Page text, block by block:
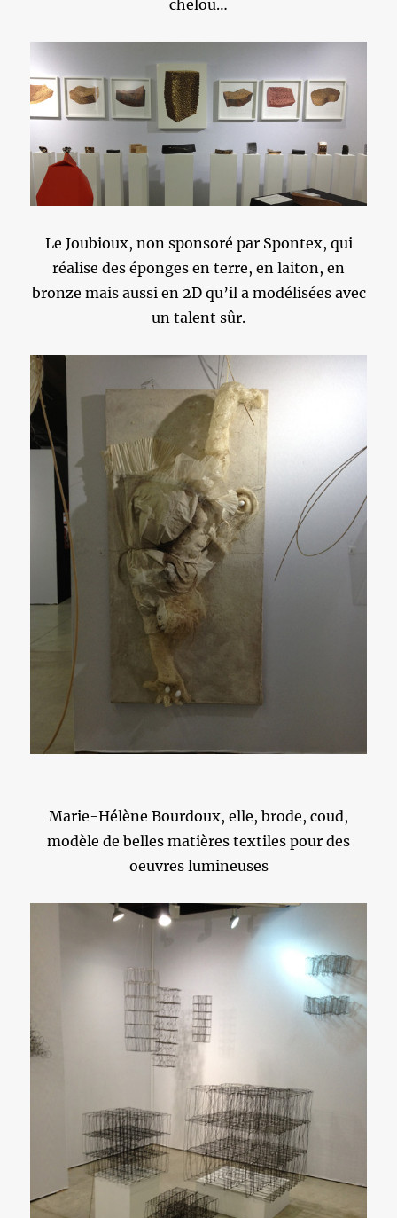
chelou…
Le Joubioux, non sponsoré par Spontex, qui
réalise des éponges en terre, en laiton, en
bronze mais aussi en 2D qu’il a modélisées avec
un talent sûr.
Marie-Hélène Bourdoux, elle, brode, coud,
modèle de belles matières textiles pour des
oeuvres lumineuses